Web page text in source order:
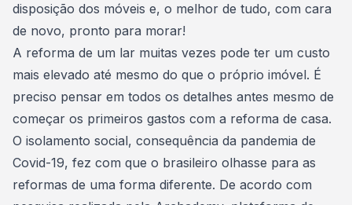
disposição dos móveis e, o melhor de tudo, com cara
de novo, pronto para morar!
A reforma de um lar muitas vezes pode ter um custo
mais elevado até mesmo do que o próprio imóvel. É
preciso pensar em todos os detalhes antes mesmo de
começar os primeiros gastos com a reforma de casa.
O isolamento social, consequência da pandemia de
Covid-19, fez com que o brasileiro olhasse para as
reformas de uma forma diferente. De acordo com